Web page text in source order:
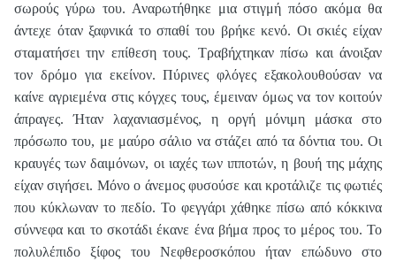
σωρούς γύρω του. Αναρωτήθηκε μια στιγμή πόσο ακόμα θα
άντεχε όταν ξαφνικά το σπαθί του βρήκε κενό. Οι σκιές είχαν
σταματήσει την επίθεση τους. Τραβήχτηκαν πίσω και άνοιξαν
τον δρόμο για εκείνον. Πύρινες φλόγες εξακολουθούσαν να
καίνε αγριεμένα στις κόγχες τους, έμειναν όμως να τον κοιτούν
άπραγες. Ήταν λαχανιασμένος, η οργή μόνιμη μάσκα στο
πρόσωπο του, με μαύρο σάλιο να στάζει από τα δόντια του. Οι
κραυγές των δαιμόνων, οι ιαχές των ιπποτών, η βουή της μάχης
είχαν σιγήσει. Μόνο ο άνεμος φυσούσε και κροτάλιζε τις φωτιές
που κύκλωναν το πεδίο. Το φεγγάρι χάθηκε πίσω από κόκκινα
σύννεφα και το σκοτάδι έκανε ένα βήμα προς το μέρος του. Το
πολυλέπιδο ξίφος του Νεφθεροσκόπου ήταν επώδυνο στο